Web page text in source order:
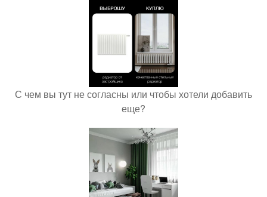
С чем вы тут не согласны или чтобы хотели добавить
еще?